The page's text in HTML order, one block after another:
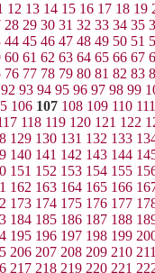
12 13 14 15 16 17 18 19
28 29 30 31 32 33 34 35
44 45 46 47 48 49 50 51
60 61 62 63 64 65 66 67
76 77 78 79 80 81 82 83
92 93 94 95 96 97 98 99
106 107 108 109 110 111
118 119 120 121 122
129 130 131 132 133
140 141 142 143 144
151 152 153 154 155
162 163 164 165 166
173 174 175 176 177
184 185 186 187 188
195 196 197 198 199
206 207 208 209 210
217 218 219 220 221